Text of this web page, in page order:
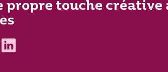
propre touche créative